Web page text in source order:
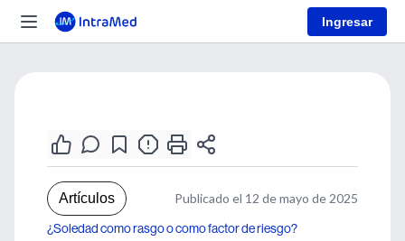
Ingresar
Artículos Publicado el 12 de mayo de 2025
¿Soledad como rasgo o como factor de riesgo?